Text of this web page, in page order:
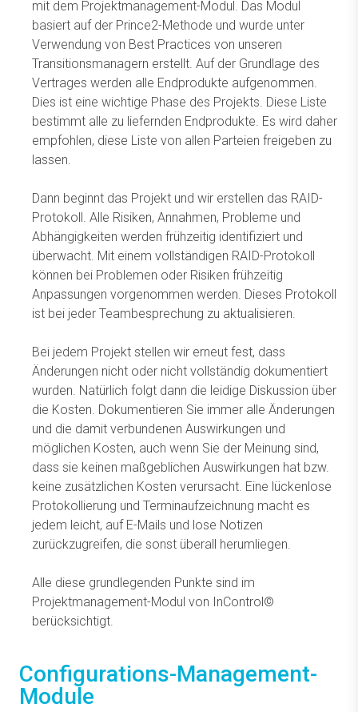
mit dem Projektmanagement-Modul. Das Modul
basiert auf der Prince2-Methode und wurde unter
Verwendung von Best Practices von unseren
Transitionsmanagern erstellt. Auf der Grundlage des
Vertrages werden alle Endprodukte aufgenommen.
Dies ist eine wichtige Phase des Projekts. Diese Liste
bestimmt alle zu liefernden Endprodukte. Es wird daher
empfohlen, diese Liste von allen Parteien freigeben zu
lassen.
Dann beginnt das Projekt und wir erstellen das RAID-
Protokoll. Alle Risiken, Annahmen, Probleme und
Abhängigkeiten werden frühzeitig identifiziert und
überwacht. Mit einem vollständigen RAID-Protokoll
können bei Problemen oder Risiken frühzeitig
Anpassungen vorgenommen werden. Dieses Protokoll
ist bei jeder Teambesprechung zu aktualisieren.
Bei jedem Projekt stellen wir erneut fest, dass
Änderungen nicht oder nicht vollständig dokumentiert
wurden. Natürlich folgt dann die leidige Diskussion über
die Kosten. Dokumentieren Sie immer alle Änderungen
und die damit verbundenen Auswirkungen und
möglichen Kosten, auch wenn Sie der Meinung sind,
dass sie keinen maßgeblichen Auswirkungen hat bzw.
keine zusätzlichen Kosten verursacht. Eine lückenlose
Protokollierung und Terminaufzeichnung macht es
jedem leicht, auf E-Mails und lose Notizen
zurückzugreifen, die sonst überall herumliegen.
Alle diese grundlegenden Punkte sind im
Projektmanagement-Modul von InControl©
berücksichtigt.
Configurations-Management-
Module